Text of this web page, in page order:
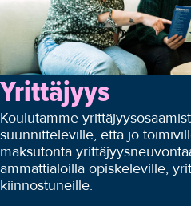
Asiakaspalvelu
Asioimis- ja
Hydrauliikka
Johtaminen ja
Kasvatus- ja
Yrittäjyys
Koulutamme
suunnitteleville, että jo
maksutonta
ammattialoilla opiskeleville,
kiinnostuneille.